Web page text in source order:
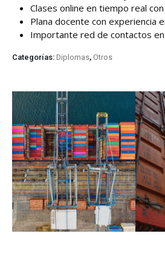
Clases online en tiempo real
Plana docente con experiencia
Importante red de contactos
Categorías: Diplomas, Otros